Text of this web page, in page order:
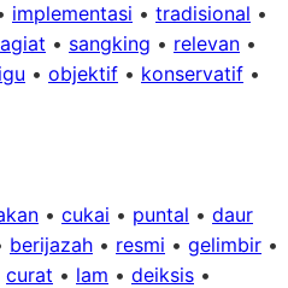
implementasi • tradisional •
• sangking • relevan •
• objektif • konservatif •
• cukai • puntal • daur
berijazah • resmi • gelimbir •
curat • lam • deiksis •